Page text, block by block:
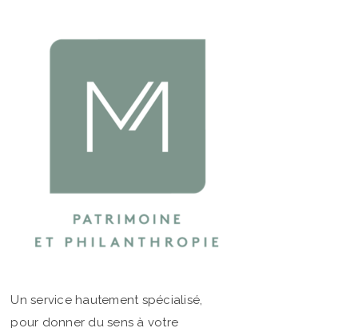
Un service hautement spécialisé,
pour donner du sens à votre